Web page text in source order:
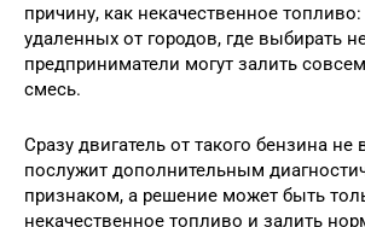
причину, как некачественное
удаленных от городов, где выбирать
предприниматели могут залить
смесь.
Сразу двигатель от такого бензина не
послужит дополнительным
признаком, а решение может быть
некачественное топливо и залить